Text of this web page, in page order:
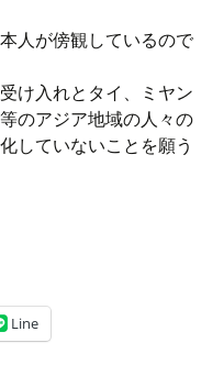
人が傍観しているので
け入れとタイ、ミヤン
のアジア地域の人々の
していないことを願う
Line